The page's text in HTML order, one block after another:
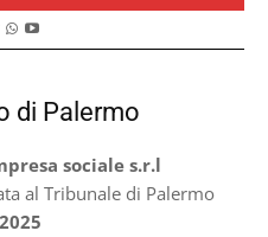
di Palermo
sociale s.r.l
al Tribunale di Palermo